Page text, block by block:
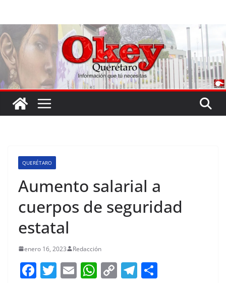
contenido
QUERÉTARO
Aumento salarial a
cuerpos de seguridad
estatal
enero 16, 2023 Redacción
F T E W C T